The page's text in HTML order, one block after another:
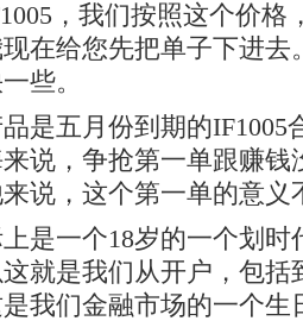
，我们按照这个价格
在给您先把单子下进去
些。
五月份到期的IF1005
说，争抢第一单跟赚钱
说，这个第一单的意义
一个18岁的一个划时
就是我们从开户，包括
我们金融市场的一个生